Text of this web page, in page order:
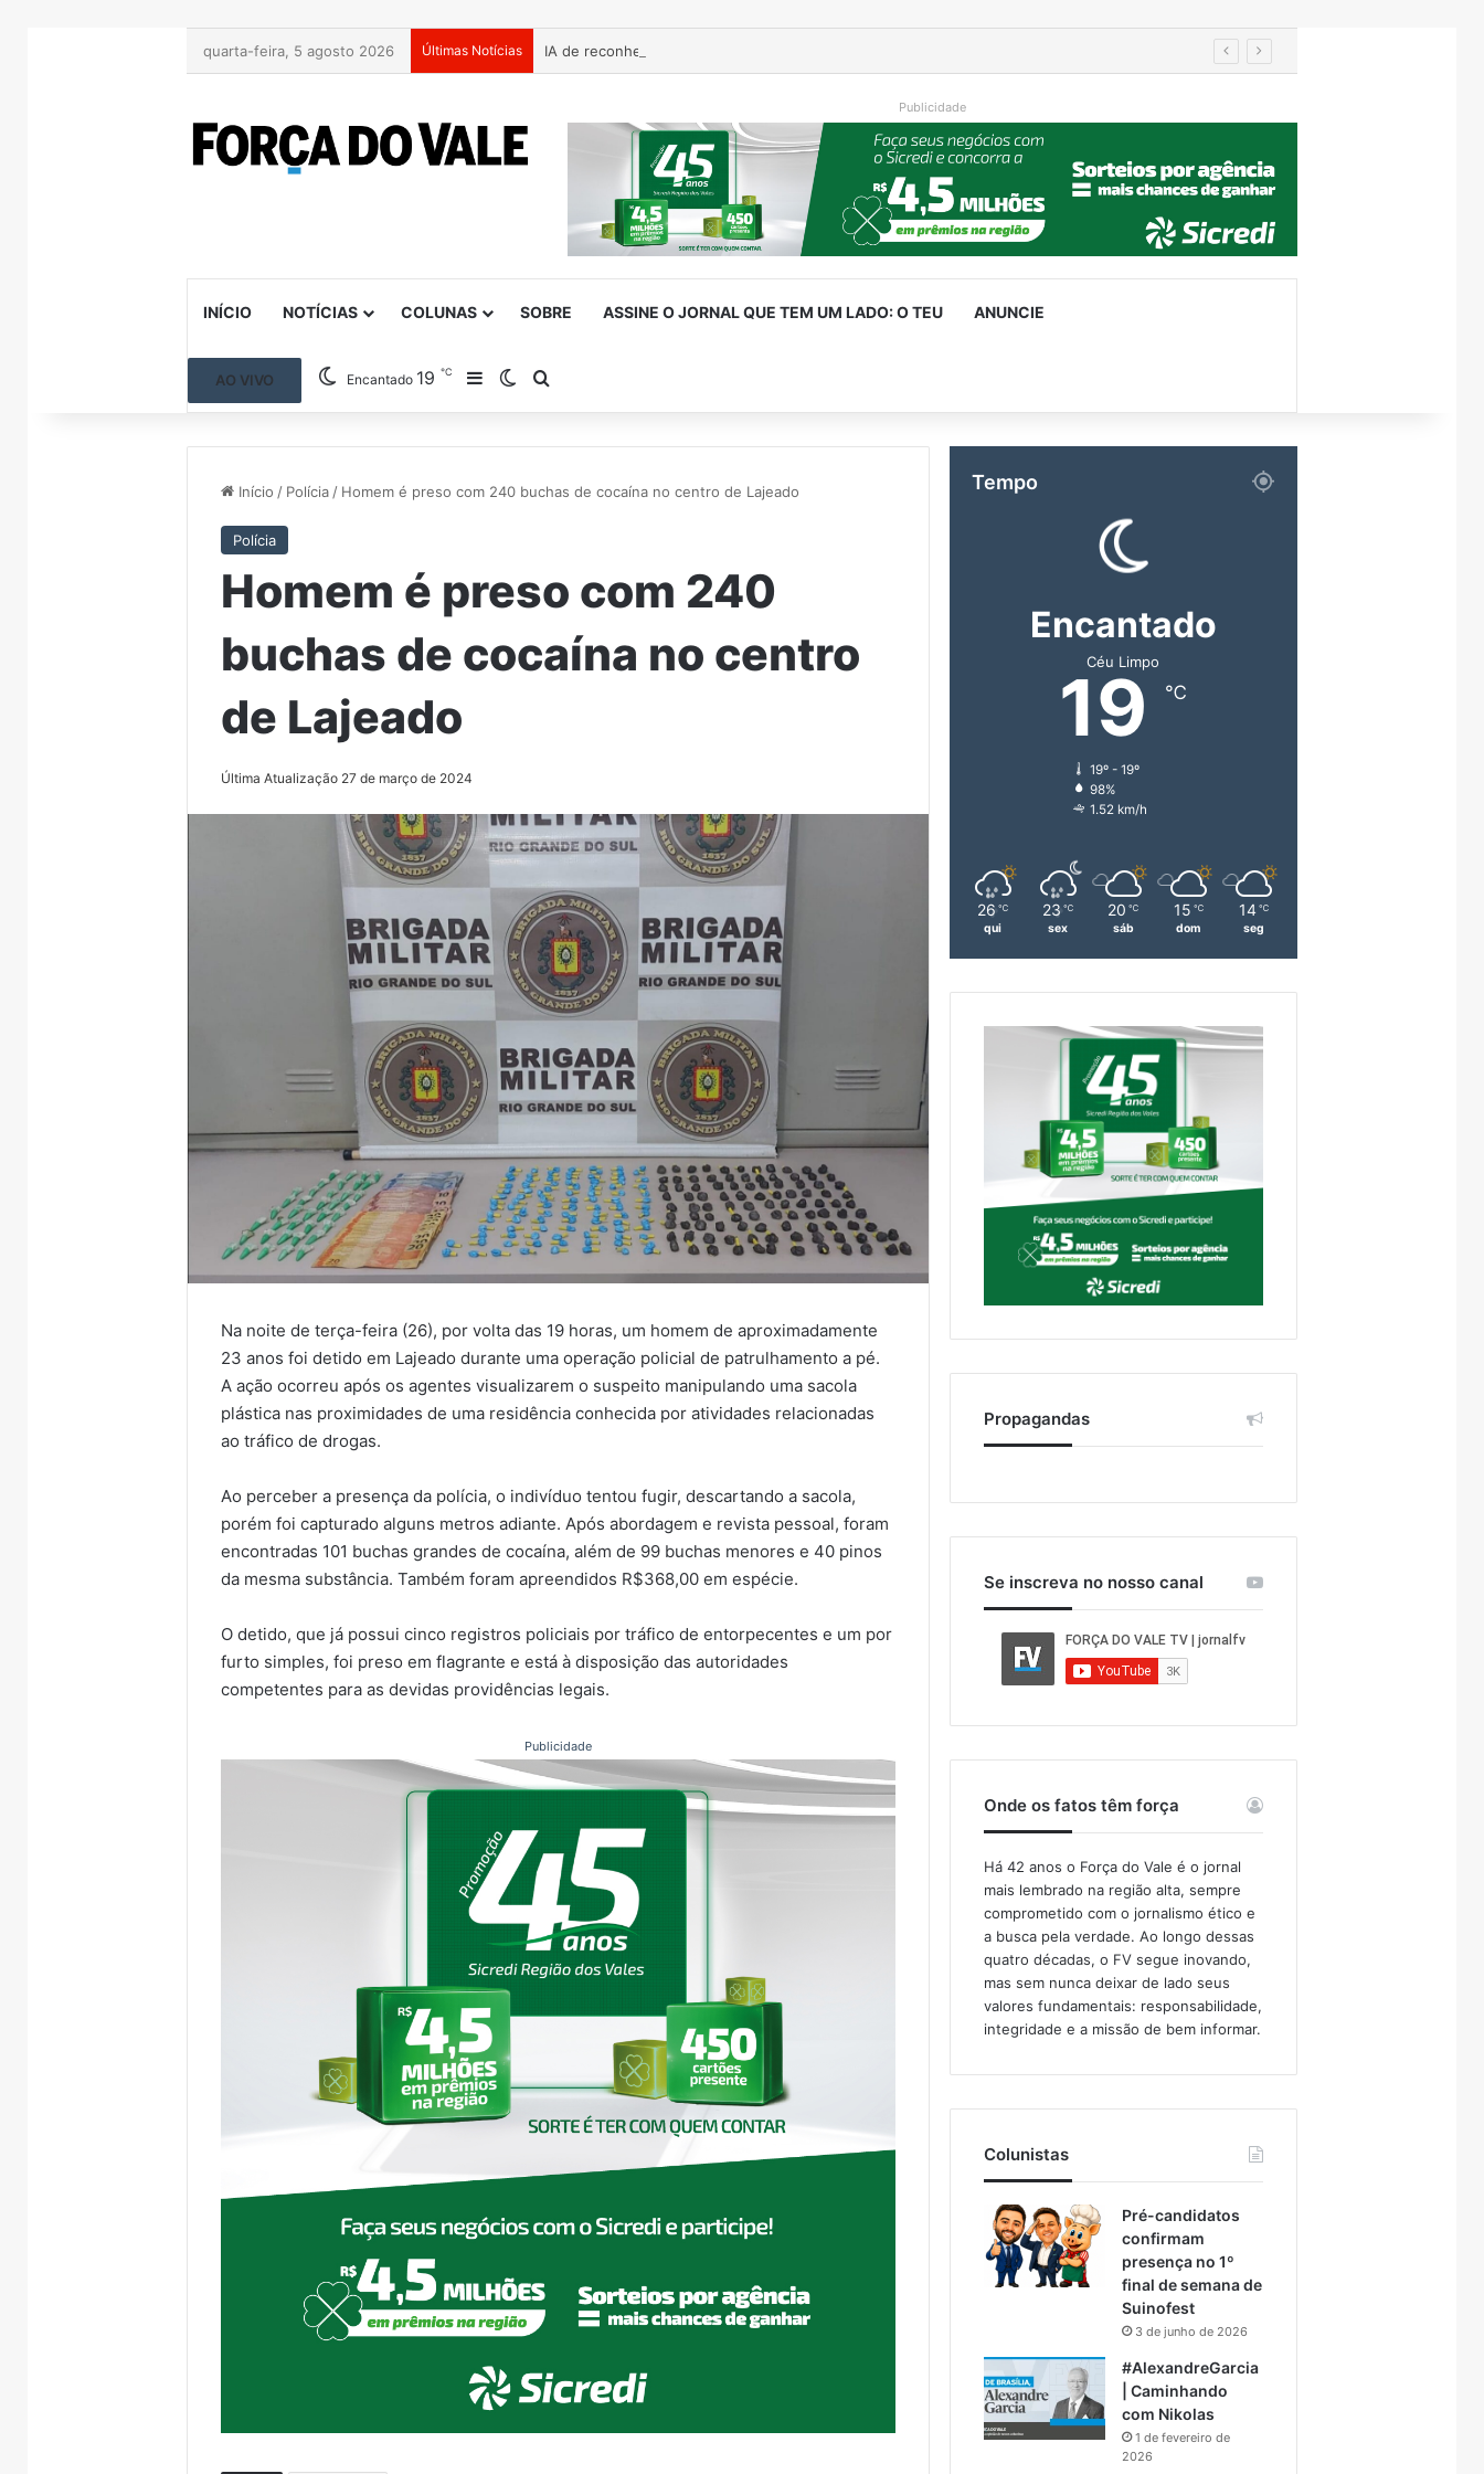
quarta-feira, 5 agosto 2026 Últimas Notícias
Publicidade
INÍCIO NOTÍCIAS COLUNAS SOBRE ASSINE O JORNAL QUE TEM UM LADO: O TEU ANUNCIE
AO VIVO Encantado 19℃ Barra Lateral
Switch skin
Início / Polícia / Homem é preso com 240 buchas de cocaína no centro de Lajeado
Polícia
Homem é preso com 240
buchas de cocaína no centro
de Lajeado
Última Atualização 27 de março de 2024
Na noite de terça-feira (26), por volta das 19 horas, um homem de aproximadamente
23 anos foi detido em Lajeado durante uma operação policial de patrulhamento a pé.
A ação ocorreu após os agentes visualizarem o suspeito manipulando uma sacola
plástica nas proximidades de uma residência conhecida por atividades relacionadas
ao tráfico de drogas.
Ao perceber a presença da polícia, o indivíduo tentou fugir, descartando a sacola,
porém foi capturado alguns metros adiante. Após abordagem e revista pessoal, foram
encontradas 101 buchas grandes de cocaína, além de 99 buchas menores e 40 pinos
da mesma substância. Também foram apreendidos R$368,00 em espécie.
O detido, que já possui cinco registros policiais por tráfico de entorpecentes e um por
furto simples, foi preso em flagrante e está à disposição das autoridades
competentes para as devidas providências legais.
Publicidade
Tempo
Encantado
Céu Limpo
19 ℃
19º - 19º
98%
1.52 km/h
26 ℃
qui
23 ℃
sex
20 ℃
sáb
15 ℃
dom
14 ℃
seg
Propagandas
Se inscreva no nosso canal
Onde os fatos têm força
Há 42 anos o Força do Vale é o jornal
mais lembrado na região alta, sempre
comprometido com o jornalismo ético e
a busca pela verdade. Ao longo dessas
quatro décadas, o FV segue inovando,
mas sem nunca deixar de lado seus
valores fundamentais: responsabilidade,
integridade e a missão de bem informar.​
Colunistas
Pré-candidatos
confirmam
presença no 1º
final de semana de
Suinofest
3 de junho de 2026
#AlexandreGarcia
| Caminhando
com Nikolas
1 de fevereiro de
2026